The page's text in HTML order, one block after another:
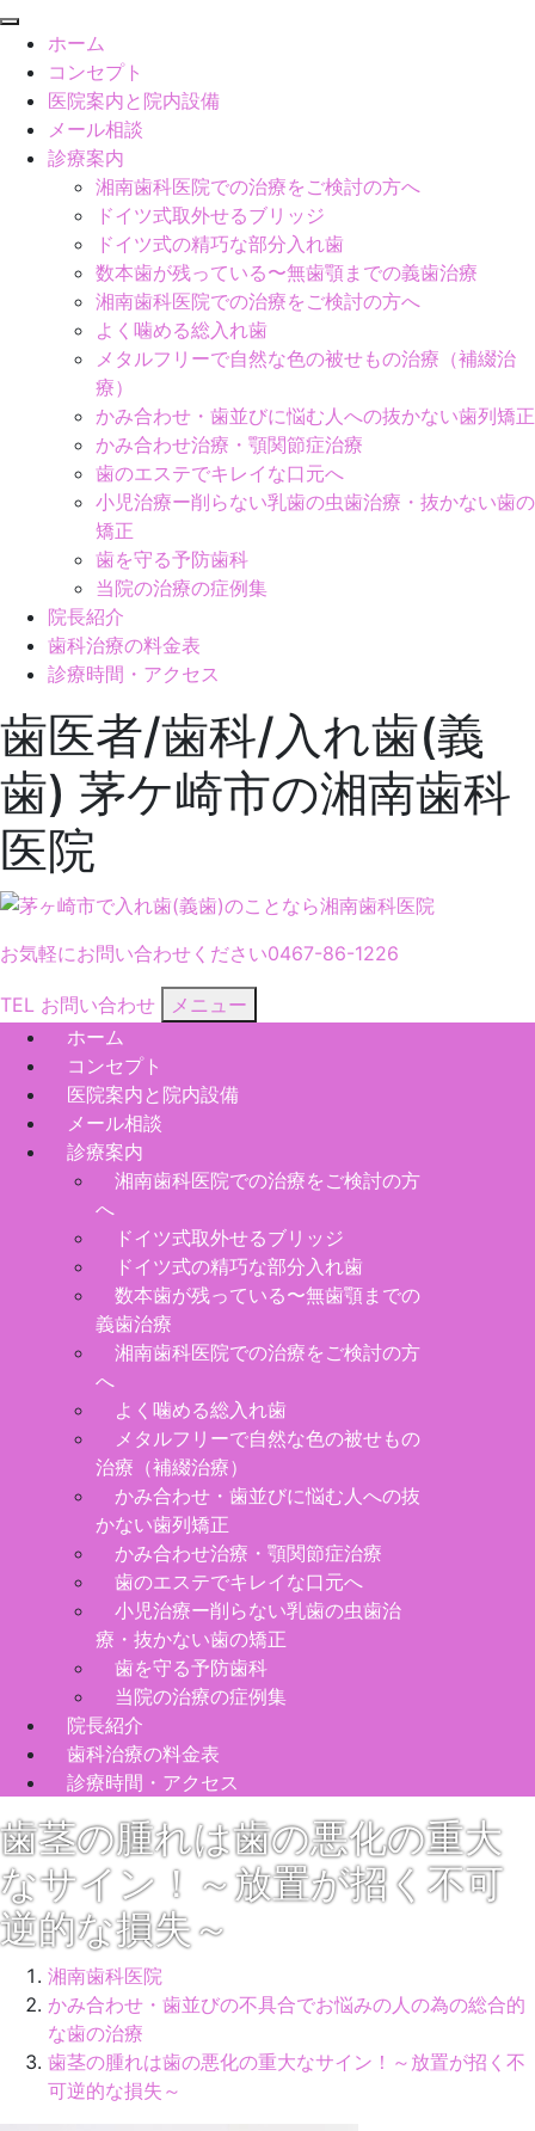
ホーム
コンセプト
医院案内と院内設備
メール相談
診療案内
湘南歯科医院での治療をご検討の方へ
ドイツ式取外せるブリッジ
ドイツ式の精巧な部分入れ歯
数本歯が残っている〜無歯顎までの義歯治療
湘南歯科医院での治療をご検討の方へ
よく噛める総入れ歯
メタルフリーで自然な色の被せもの治療（補綴治
療）
かみ合わせ・歯並びに悩む人への抜かない歯列矯正
かみ合わせ治療・顎関節症治療
歯のエステでキレイな口元へ
小児治療ー削らない乳歯の虫歯治療・抜かない歯の
矯正
歯を守る予防歯科
当院の治療の症例集
院長紹介
歯科治療の料金表
診療時間・アクセス
歯医者/歯科/入れ歯(義
歯) 茅ケ崎市の湘南歯科
医院
お気軽にお問い合わせください0467-86-1226
TEL お問い合わせ
メニュー
ホーム
コンセプト
医院案内と院内設備
メール相談
診療案内
湘南歯科医院での治療をご検討の方
へ
ドイツ式取外せるブリッジ
ドイツ式の精巧な部分入れ歯
数本歯が残っている〜無歯顎までの
義歯治療
湘南歯科医院での治療をご検討の方
へ
よく噛める総入れ歯
メタルフリーで自然な色の被せもの
治療（補綴治療）
かみ合わせ・歯並びに悩む人への抜
かない歯列矯正
かみ合わせ治療・顎関節症治療
歯のエステでキレイな口元へ
小児治療ー削らない乳歯の虫歯治
療・抜かない歯の矯正
歯を守る予防歯科
当院の治療の症例集
院長紹介
歯科治療の料金表
診療時間・アクセス
歯茎の腫れは歯の悪化の重大
なサイン！～放置が招く不可
逆的な損失～
湘南歯科医院
かみ合わせ・歯並びの不具合でお悩みの人の為の総合的
な歯の治療
歯茎の腫れは歯の悪化の重大なサイン！～放置が招く不
可逆的な損失～